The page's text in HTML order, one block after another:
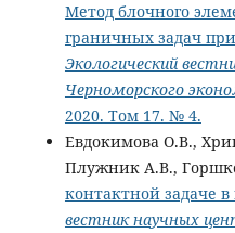
Метод блочного
граничных задач
Экологический
Черноморского
2020. Том 17. № 4.
Евдокимова О.В.,
Плужник А.В.,
контактной задаче в
вестник научных